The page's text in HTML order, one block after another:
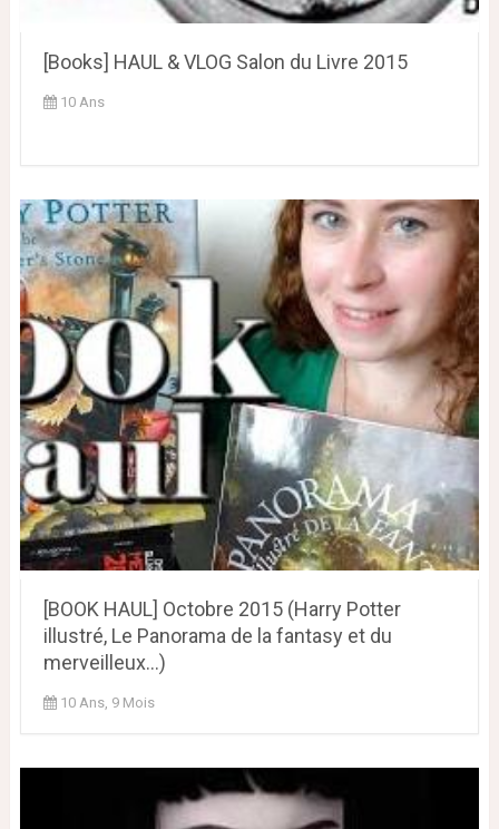
[Books] HAUL & VLOG Salon du Livre 2015
10 Ans
[BOOK HAUL] Octobre 2015 (Harry Potter
illustré, Le Panorama de la fantasy et du
merveilleux...)
10 Ans, 9 Mois